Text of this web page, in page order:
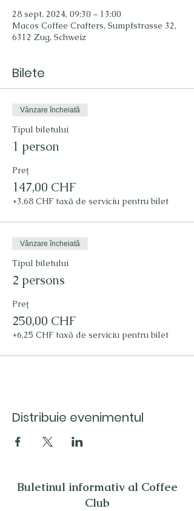
28 sept. 2024, 09:30 – 13:00
Macos Coffee Crafters, Sumpfstrasse 32,
6312 Zug, Schweiz
Bilete
Vânzare încheiată
Tipul biletului
1 person
Preț
147,00 CHF
+3,68 CHF taxă de serviciu pentru bilet
Vânzare încheiată
Tipul biletului
2 persons
Preț
250,00 CHF
+6,25 CHF taxă de serviciu pentru bilet
Distribuie evenimentul
Buletinul informativ al Coffee
Club